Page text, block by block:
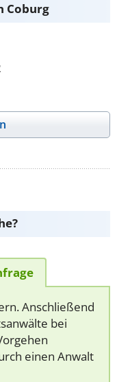
Coburg
Anschließend
bei
einen Anwalt